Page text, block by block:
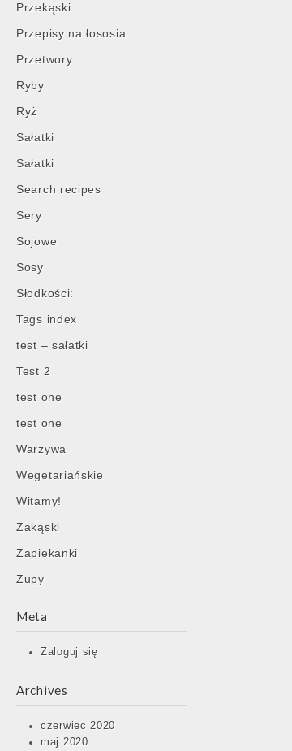
Przekąski
Przepisy na łososia
Przetwory
Ryby
Ryż
Sałatki
Sałatki
Search recipes
Sery
Sojowe
Sosy
Słodkości:
Tags index
test – sałatki
Test 2
test one
test one
Warzywa
Wegetariańskie
Witamy!
Zakąski
Zapiekanki
Zupy
Meta
Zaloguj się
Archives
czerwiec 2020
maj 2020